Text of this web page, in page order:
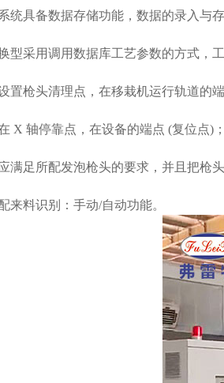
统具备数据存储功能，数据的录入与
型采用调用数据库工艺参数的方式，
置枪头清理点，在移栽机运行轨道的端
X 轴停靠点，在设备的端点 (复位点)；
满足所配发泡枪头的要求，并且把枪
来料识别：手动/自动功能。